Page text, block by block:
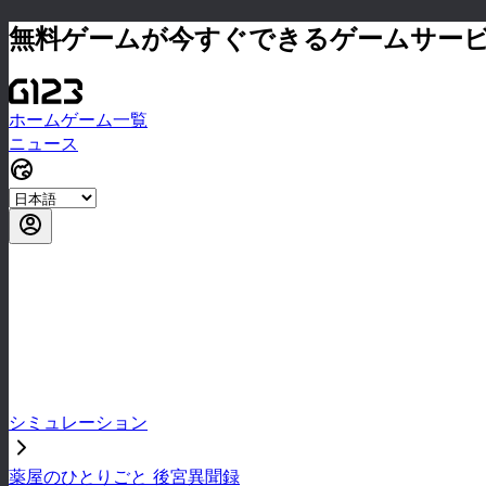
無料ゲームが今すぐできるゲームサー
ホームゲーム一覧
ニュース
シミュレーション
薬屋のひとりごと 後宮異聞録